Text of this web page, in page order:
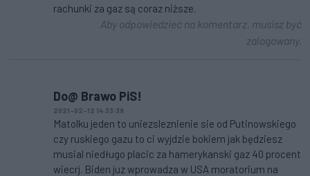
rachunki za gaz są coraz niższe.
Aby odpowiedzieć na komentarz, musisz być
zalogowany.
Do@ Brawo PiS!
2021-02-12 14:33:39
Matolku jeden to uniezsleznienie sie od Putinowskiego
czy ruskiego gazu to ci wyjdzie bokiem jak będziesz
musial niedługo placic za hamerykanski gaz 40 procent
wiecrj. Biden juz wprowadza w USA moratorium na